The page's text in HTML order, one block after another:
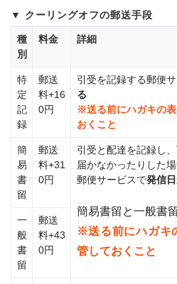
クーリングオフの郵送手段
種
別
料金 詳細
特
定
記
録
郵送
料+16
0円
引受を記録する郵便
る
※送る前にハガキの
おくこと
簡
易
書
留
郵送
料+31
0円
引受と配達を記録し
届かなかったりした
郵便サービスで発信
簡易書留と一般書
※送る前にハガキ
管しておくこと
一
般
書
留
郵送
料+43
0円